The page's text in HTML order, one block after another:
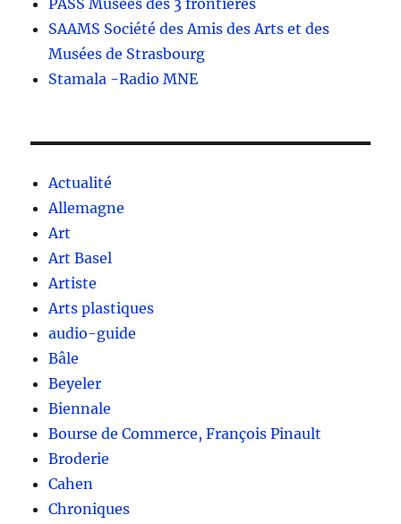
PASS Musées des 3 frontières
SAAMS Société des Amis des Arts et des
Musées de Strasbourg
Stamala -Radio MNE
Actualité
Allemagne
Art
Art Basel
Artiste
Arts plastiques
audio-guide
Bâle
Beyeler
Biennale
Bourse de Commerce, François Pinault
Broderie
Cahen
Chroniques